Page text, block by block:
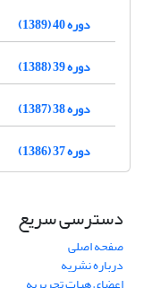
دوره 40 (1389)
دوره 39 (1388)
دوره 38 (1387)
دوره 37 (1386)
دسترسی سریع
صفحه اصلی
درباره نشریه